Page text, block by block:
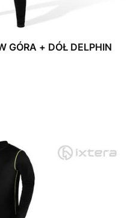
GÓRA + DÓŁ DELPHIN